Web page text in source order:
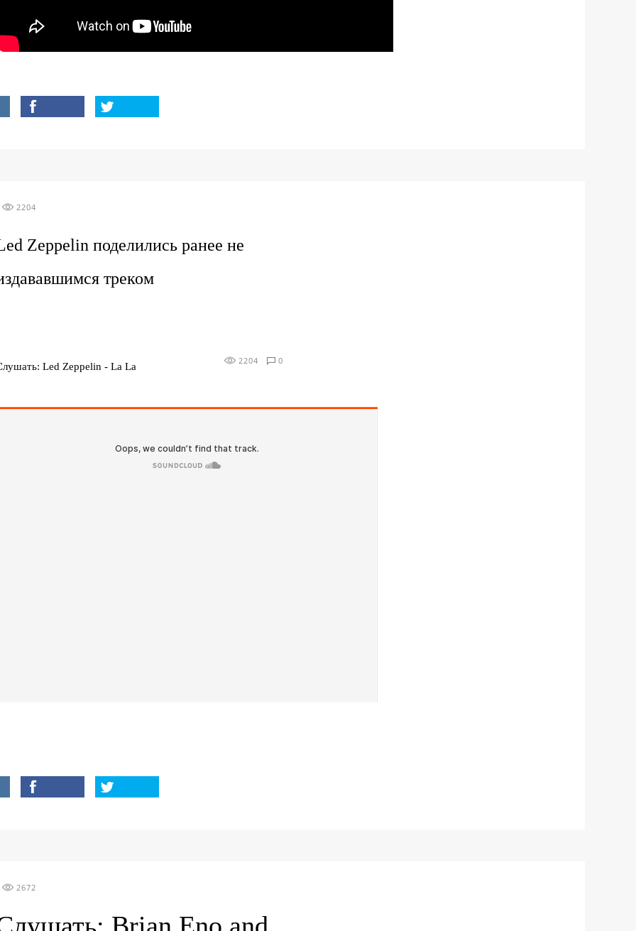
2204
Zeppelin поделились ранее не
треком
Led Zeppelin - La La 2204 0
2672